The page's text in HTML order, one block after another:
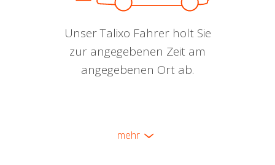
Unser Talixo Fahrer holt Sie
zur angegebenen Zeit am
angegebenen Ort ab.
mehr